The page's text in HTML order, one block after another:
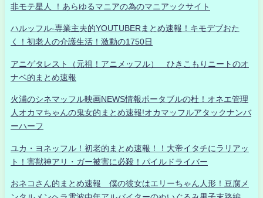
非モテ星人 ！あらゆるマニアの為のマニアックサイト
ハルッフル-専業主夫的YOUTUBERまとめ速報！キモデブおた
く！初老人の介護生活！激動の1750日
アニゲタレスト（元祖！アニメッフル） ひきこもりニートのオ
ナベ的まとめ速報
火浦のシネマッフル映画NEWS情報ポータブルの杜！オネエ管理
人オカマちゃんの鬼女的まとめ速報!オカマッフルアタックナンバ
ーハーフ
ユカ・ヨネッフル！初老的まとめ速報！！大帝イタチにラリアッ
ト！害獣神アリ・ガー被害に必殺！パイルドライバー
おネコさん的まとめ速報 僕の彼女はエリーちゃん人形！豆腐メ